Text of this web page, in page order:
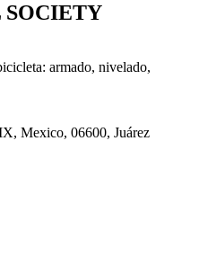
armado, nivelado,
Mexico, 06600, Juárez